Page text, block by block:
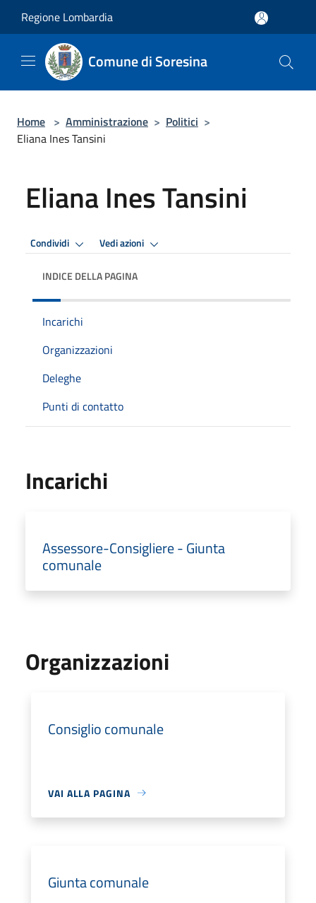
Regione Lombardia
Comune di Soresina
Home > Amministrazione > Politici >
Eliana Ines Tansini
Eliana Ines Tansini
Condividi Vedi azioni
INDICE DELLA PAGINA
Incarichi
Organizzazioni
Deleghe
Punti di contatto
Incarichi
Assessore-Consigliere - Giunta
comunale
Organizzazioni
Consiglio comunale
VAI ALLA PAGINA
Giunta comunale